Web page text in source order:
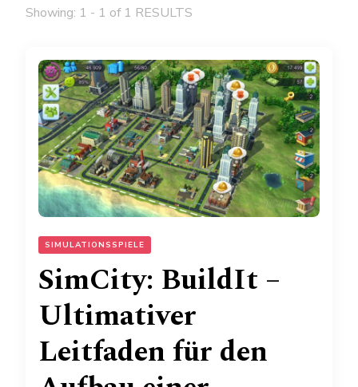
Showing: 1 - 1 of 1 RESULTS
SIMULATIONSSPIELE
SimCity: BuildIt –
Ultimativer
Leitfaden für den